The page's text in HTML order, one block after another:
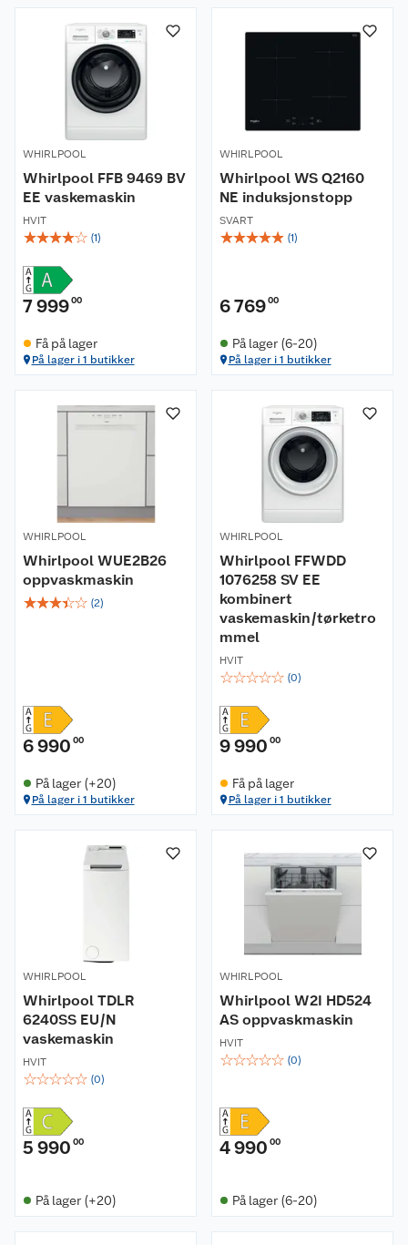
WHIRLPOOL
Whirlpool FFB 9469 BV
EE vaskemaskin
HVIT
☆☆☆☆☆ (1)
7 99900
Få på lager
På lager i 1 butikker
WHIRLPOOL
Whirlpool WS Q2160
NE induksjonstopp
SVART
☆☆☆☆☆ (1)
6 76900
På lager (6-20)
På lager i 1 butikker
WHIRLPOOL
Whirlpool WUE2B26
oppvaskmaskin
☆☆☆☆☆ (2)
6 990 00
På lager (+20)
På lager i 1 butikker
WHIRLPOOL
Whirlpool FFWDD
1076258 SV EE
kombinert
vaskemaskin/tørketro
mmel
HVIT
☆☆☆☆☆ (0)
9 990 00
Få på lager
På lager i 1 butikker
WHIRLPOOL
Whirlpool TDLR
6240SS EU/N
vaskemaskin
HVIT
☆☆☆☆☆ (0)
5 990 00
På lager (+20)
WHIRLPOOL
Whirlpool W2I HD524
AS oppvaskmaskin
HVIT
☆☆☆☆☆ (0)
4 990 00
På lager (6-20)